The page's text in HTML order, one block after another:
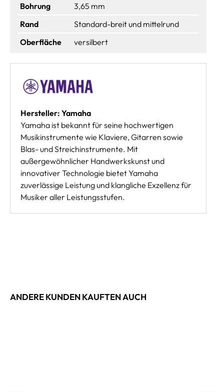
Bohrung
3,65 mm
Rand
Standard-breit und mittelrund
Oberfläche
versilbert
Hersteller: Yamaha
Yamaha ist bekannt für seine hochwertigen
Musikinstrumente wie Klaviere, Gitarren sowie
Blas- und Streichinstrumente. Mit
außergewöhnlicher Handwerkskunst und
innovativer Technologie bietet Yamaha
zuverlässige Leistung und klangliche Exzellenz für
Musiker aller Leistungsstufen.
ANDERE KUNDEN KAUFTEN AUCH